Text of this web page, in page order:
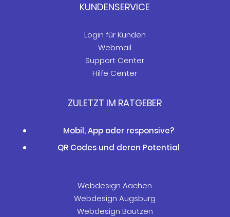
KUNDENSERVICE
Login für Kunden
Webmail
Support Center
Hilfe Center
ZULETZT IM RATGEBER
Mobil, App oder responsive?
QR Codes und deren Potential
Webdesign Aachen
Webdesign Augsburg
Webdesign Bautzen